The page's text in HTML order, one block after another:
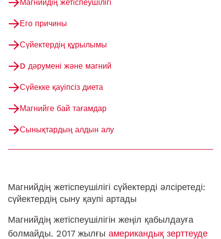
Магнийдің жетіспеушілігі
Его причины
Сүйектердің құрылымы
D дәрумені және магний
Сүйекке қауіпсіз диета
Магнийге бай тағамдар
Сынықтардың алдын алу
Магнийдің жетіспеушілігі сүйектерді әлсіретеді:
сүйектердің сыну қаупі артады
Магнийдің жетіспеушілігін жеңіл қабылдауға
болмайды. 2017 жылғы американдық зерттеуде